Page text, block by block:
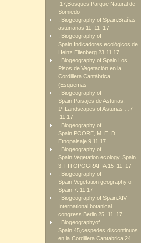
,17,Bosques.Parque Natural de
Somiedo
. Biogeography of Spain.Brañas
asturianas.11, 11 .17
. Biogeography of
Spain.Indicadores ecológicos de
Heinz Ellenberg 23.11 17
. Biogeography of Spain.Los
Pisos de Vegetación en la
Cordillera Cantábrica
(Esquemas
. Biogeography of
Spain.Paisajes de Asturias.
1º.Landscapes of Asturias …7
.11,17
. Biogeography of
Spain.POORE, M. E. D.
Etnopaisaje.9,11 17…….
. Biogeography of
Spain.Vegetation ecology. Spain
3. FITOPOGRAFIA 15 .11. 17
. Biogeography of
Spain.Vegetation geography of
Spain 7. 11.17
. Biogeography of Spain.XIV
International botanical
congress.Berlin.25, 11. 17
. Biogeographyof
Spain.45,cespedes discontinuos
en la Cordillera Cantabrica 24.